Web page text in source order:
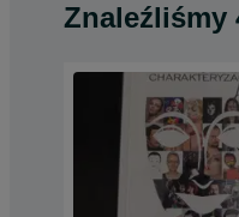
Znaleźliśmy